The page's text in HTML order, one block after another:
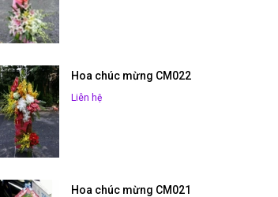
Hoa chúc mừng CM022
Liên hệ
Hoa chúc mừng CM021